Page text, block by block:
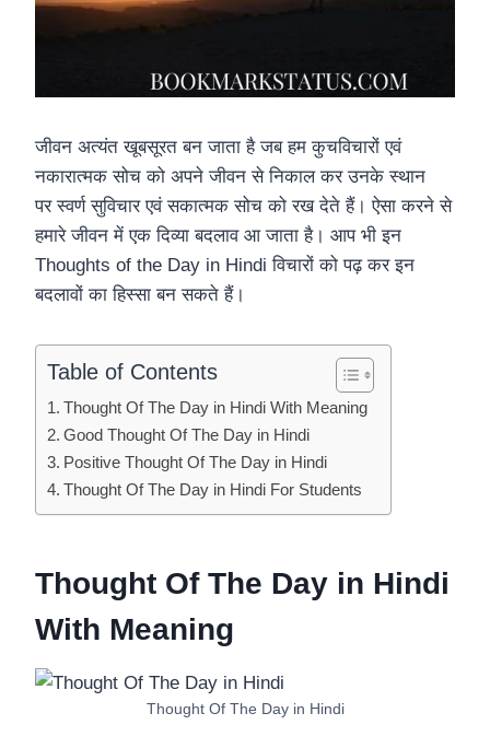
जीवन अत्यंत खूबसूरत बन जाता है जब हम कुचविचारों एवं
नकारात्मक सोच को अपने जीवन से निकाल कर उनके स्थान
पर स्वर्ण सुविचार एवं सकात्मक सोच को रख देते हैं। ऐसा करने से
हमारे जीवन में एक दिव्या बदलाव आ जाता है। आप भी इन
Thoughts of the Day in Hindi विचारों को पढ़ कर इन
बदलावों का हिस्सा बन सकते हैं।
Table of Contents
Thought Of The Day in Hindi With Meaning
Good Thought Of The Day in Hindi
Positive Thought Of The Day in Hindi
Thought Of The Day in Hindi For Students
Thought Of The Day in Hindi
With Meaning
Thought Of The Day in Hindi